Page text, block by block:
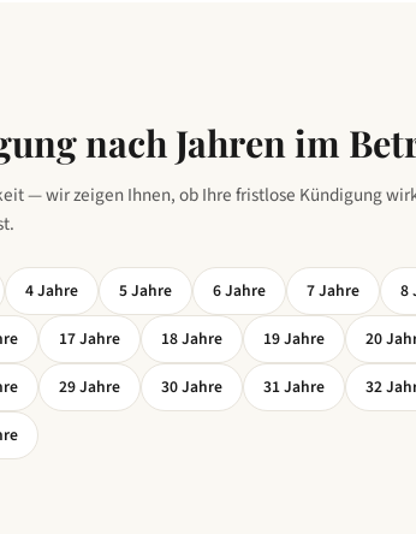
nach Jahren im
— wir zeigen Ihnen, ob Ihre fristlose Kündigung
4Jahre 5Jahre 6Jahre 7Jahre 8
17Jahre 18Jahre 19Jahre 20
29Jahre 30Jahre 31Jahre 32